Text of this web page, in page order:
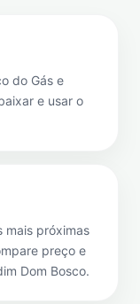
do Gás e
e usar o
mais próximas
preço e
Dom Bosco.